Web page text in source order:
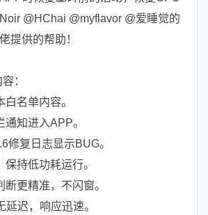
@HChai @myflavor @爱睡觉的
供的帮助！
：
名单内容。
知进入APP。
修复日志显示BUG。
持低功耗运行。
更精准，不闪窗。
迟，响应迅速。